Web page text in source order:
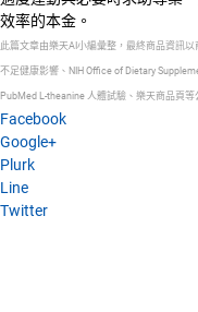
效率的本金。
此篇文章由樂天AI小編彙整，最終商品資訊
不足健康影響、NIH Office of Dietary
PubMed L-theanine 人體試驗、樂天商品頁
Facebook
Google+
Plurk
Line
Twitter